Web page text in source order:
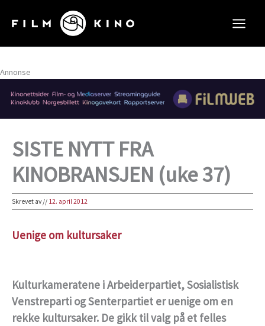
rett
innholdet
Annonse
SISTE NYTT FRA
KINOBRANSJEN (uke 37)
Skrevet av// 12. april 2012
Uenige om kultursaker
Kulturkameratene i Arbeiderpartiet, Sosialistisk
Venstreparti og Senterpartiet er uenige om en
rekke kultursaker. De gikk til valg på et felles